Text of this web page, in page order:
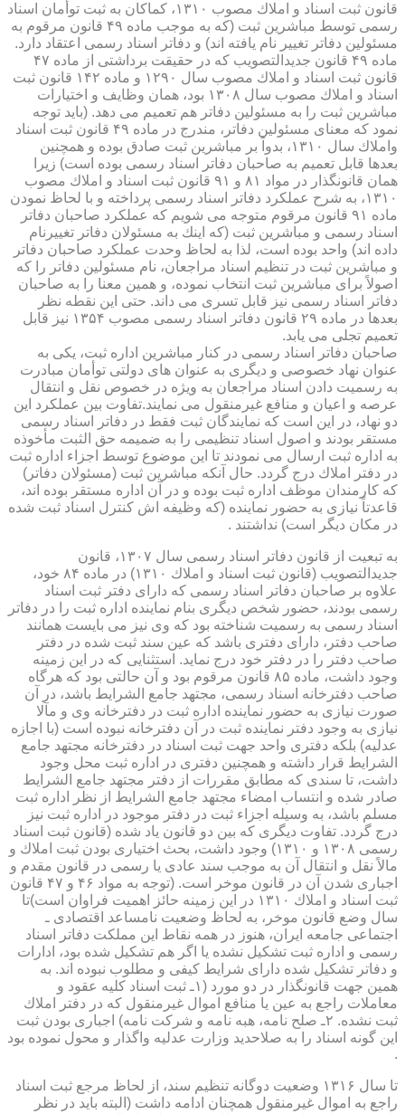
قانون ثبت اسناد و املاك مصوب ۱۳۱۰، كماكان به ثبت توأمان اسناد
رسمی توسط مباشرین ثبت (كه به موجب ماده ۴۹ قانون مرقوم به
مسئولین دفاتر تغییر نام یافته اند) و دفاتر اسناد رسمی اعتقاد دارد.
ماده ۴۹ قانون جدیدالتصویب كه در حقیقت برداشتی از ماده ۴۷
قانون ثبت اسناد و املاك مصوب سال ۱۲۹۰ و ماده ۱۴۲ قانون ثبت
اسناد و املاك مصوب سال ۱۳۰۸ بود، همان وظایف و اختیارات
مباشرین ثبت را به مسئولین دفاتر هم تعمیم می دهد. (باید توجه
نمود كه معنای مسئولین دفاتر، مندرج در ماده ۴۹ قانون ثبت اسناد
واملاك سال ۱۳۱۰، بدواً بر مباشرین ثبت صادق بوده و همچنین
بعدها قابل تعمیم به صاحبان دفاتر اسناد رسمی بوده است) زیرا
همان قانونگذار در مواد ۸۱ و ۹۱ قانون ثبت اسناد و املاك مصوب
۱۳۱۰، به شرح عملكرد دفاتر اسناد رسمی پرداخته و با لحاظ نمودن
ماده ۹۱ قانون مرقوم متوجه می شویم كه عملكرد صاحبان دفاتر
اسناد رسمی و مباشرین ثبت (كه اینك به مسئولان دفاتر تغییرنام
داده اند) واحد بوده است، لذا به لحاظ وحدت عملكرد صاحبان دفاتر
و مباشرین ثبت در تنظیم اسناد مراجعان، نام مسئولین دفاتر را كه
اصولاً برای مباشرین ثبت انتخاب نموده، و همین معنا را به صاحبان
دفاتر اسناد رسمی نیز قابل تسری می داند. حتی این نقطه نظر
بعدها در ماده ۲۹ قانون دفاتر اسناد رسمی مصوب ۱۳۵۴ نیز قابل
تعمیم تجلی می یابد.
صاحبان دفاتر اسناد رسمی در كنار مباشرین اداره ثبت، یكی به
عنوان نهاد خصوصی و دیگری به عنوان های دولتی توأمان مبادرت
به رسمیت دادن اسناد مراجعان به ویژه در خصوص نقل و انتقال
عرصه و اعیان و منافع غیرمنقول می نمایند.تفاوت بین عملكرد این
دو نهاد، در این است كه نمایندگان ثبت فقط در دفاتر اسناد رسمی
مستقر بودند و اصول اسناد تنظیمی را به ضمیمه حق الثبت مأخوذه
به اداره ثبت ارسال می نمودند تا این موضوع توسط اجزاء اداره ثبت
در دفتر املاك درج گردد. حال آنكه مباشرین ثبت (مسئولان دفاتر)
كه كارمندان موظف اداره ثبت بوده و در آن اداره مستقر بوده اند،
قاعدتاً نیازی به حضور نماینده (كه وظیفه اش كنترل اسناد ثبت شده
در مكان دیگر است) نداشتند .
به تبعیت از قانون دفاتر اسناد رسمی سال ۱۳۰۷، قانون
جدیدالتصویب (قانون ثبت اسناد و املاك ۱۳۱۰) در ماده ۸۴ خود،
علاوه بر صاحبان دفاتر اسناد رسمی كه دارای دفتر ثبت اسناد
رسمی بودند، حضور شخص دیگری بنام نماینده اداره ثبت را در دفاتر
اسناد رسمی به رسمیت شناخته بود كه وی نیز می بایست همانند
صاحب دفتر، دارای دفتری باشد كه عین سند ثبت شده در دفتر
صاحب دفتر را در دفتر خود درج نماید. استثنایی كه در این زمینه
وجود داشت، ماده ۸۵ قانون مرقوم بود و آن حالتی بود كه هرگاه
صاحب دفترخانه اسناد رسمی، مجتهد جامع الشرایط باشد، در آن
صورت نیازی به حضور نماینده اداره ثبت در دفترخانه وی و مآلا
نیازی به وجود دفتر نماینده ثبت در آن دفترخانه نبوده است (با اجازه
عدلیه) بلكه دفتری واحد جهت ثبت اسناد در دفترخانه مجتهد جامع
الشرایط قرار داشته و همچنین دفتری در اداره ثبت محل وجود
داشت، تا سندی كه مطابق مقررات از دفتر مجتهد جامع الشرایط
صادر شده و انتساب امضاء مجتهد جامع الشرایط از نظر اداره ثبت
مسلم باشد، به وسیله اجزاء ثبت در دفتر موجود در اداره ثبت نیز
درج گردد. تفاوت دیگری كه بین دو قانون یاد شده (قانون ثبت اسناد
رسمی ۱۳۰۸ و ۱۳۱۰) وجود داشت، بحث اختیاری بودن ثبت املاك و
مالاً نقل و انتقال آن به موجب سند عادی یا رسمی در قانون مقدم و
اجباری شدن آن در قانون موخر است. (توجه به مواد ۴۶ و ۴۷ قانون
ثبت اسناد و املاك ۱۳۱۰ در این زمینه حائز اهمیت فراوان است)تا
سال وضع قانون موخر، به لحاظ وضعیت نامساعد اقتصادی ـ
اجتماعی جامعه ایران، هنوز در همه نقاط این مملكت دفاتر اسناد
رسمی و اداره ثبت تشكیل نشده یا اگر هم تشكیل شده بود، ادارات
و دفاتر تشكیل شده دارای شرایط كیفی و مطلوب نبوده اند. به
همین جهت قانونگذار در دو مورد (۱ـ ثبت اسناد كلیه عقود و
معاملات راجع به عین یا منافع اموال غیرمنقول كه در دفتر املاك
ثبت نشده. ۲ـ صلح نامه، هبه نامه و شركت نامه) اجباری بودن ثبت
این گونه اسناد را به صلاحدید وزارت عدلیه واگذار و محول نموده بود
.
تا سال ۱۳۱۶ وضعیت دوگانه تنظیم سند، از لحاظ مرجع ثبت اسناد
راجع به اموال غیرمنقول همچنان ادامه داشت (البته باید در نظر